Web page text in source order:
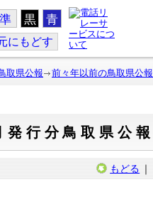
黒 青
にもどす
取県公報 前々年以前の鳥取県公報
行分鳥取県公報
もどる ｜